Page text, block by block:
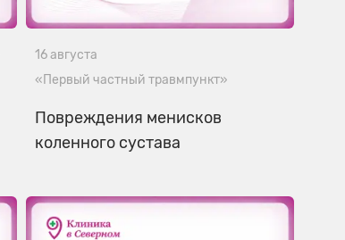
16 августа
«Первый частный травмпункт»
Повреждения менисков
коленного сустава